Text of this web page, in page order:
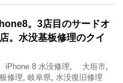
。3店目のサードオ
。水没基板修理のクイ
iPhone 8 水没修理, 大垣市,
修理, 岐阜県, 水没復旧修理